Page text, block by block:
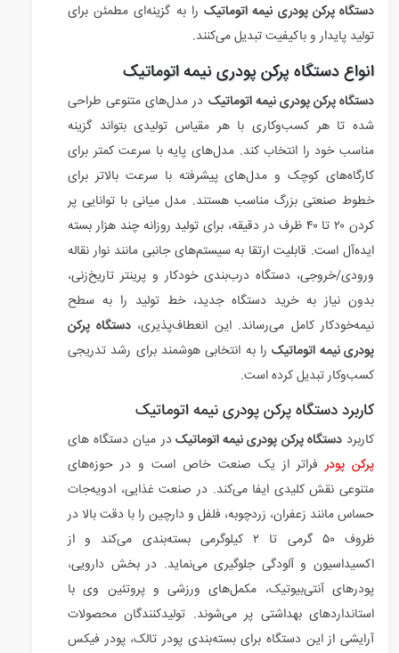
دستگاه پرکن پودری نیمه اتوماتیکرا به گزینه‌ای مطمئن برای
تولید پایدار و باکیفیت تبدیل می‌کنند.
انواع دستگاه پرکن پودری نیمه اتوماتیک
دستگاه پرکن پودری نیمه اتوماتیک در مدل‌های متنوعی طراحی
شده تا هر کسب‌وکاری با هر مقیاس تولیدی بتواند گزینه
مناسب خود را انتخاب کند. مدل‌های پایه با سرعت کمتر برای
کارگاه‌های کوچک و مدل‌های پیشرفته با سرعت بالاتر برای
خطوط صنعتی بزرگ مناسب هستند. مدل میانی با توانایی پر
کردن ۲۰ تا ۴۰ ظرف در دقیقه، برای تولید روزانه چند هزار بسته
ایده‌آل است. قابلیت ارتقا به سیستم‌های جانبی مانند نوار نقاله
ورودی/خروجی، دستگاه درب‌بندی خودکار و پرینتر تاریخ‌زنی،
بدون نیاز به خرید دستگاه جدید، خط تولید را به سطح
نیمه‌خودکار کامل می‌رساند. این انعطاف‌پذیری،دستگاه پرکن
پودری نیمه اتوماتیکرا به انتخابی هوشمند برای رشد تدریجی
کسب‌وکار تبدیل کرده است.
کاربرد دستگاه پرکن پودری نیمه اتوماتیک
کاربرددستگاه پرکن پودری نیمه اتوماتیکدر میان دستگاه های
پرکن پودرفراتر از یک صنعت خاص است و در حوزه‌های
متنوعی نقش کلیدی ایفا می‌کند. در صنعت غذایی، ادویه‌جات
حساس مانند زعفران، زردچوبه، فلفل و دارچین را با دقت بالا در
ظروف ۵۰ گرمی تا ۲ کیلوگرمی بسته‌بندی می‌کند و از
اکسیداسیون و آلودگی جلوگیری می‌نماید. در بخش دارویی،
پودرهای آنتی‌بیوتیک، مکمل‌های ورزشی و پروتئین وی با
استانداردهای بهداشتی پر می‌شوند. تولیدکنندگان محصولات
آرایشی از این دستگاه برای بسته‌بندی پودر تالک، پودر فیکس